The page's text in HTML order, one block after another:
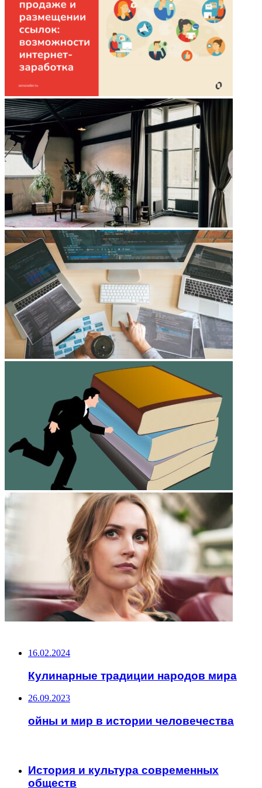
16.02.2024
Кулинарные традиции народов мира
26.09.2023
ойны и мир в истории человечества
История и культура современных
обществ